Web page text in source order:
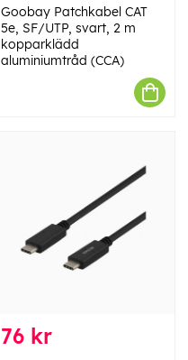
Goobay Patchkabel CAT
5e, SF/UTP, svart, 2 m
kopparklädd
aluminiumtråd (CCA)
76 kr